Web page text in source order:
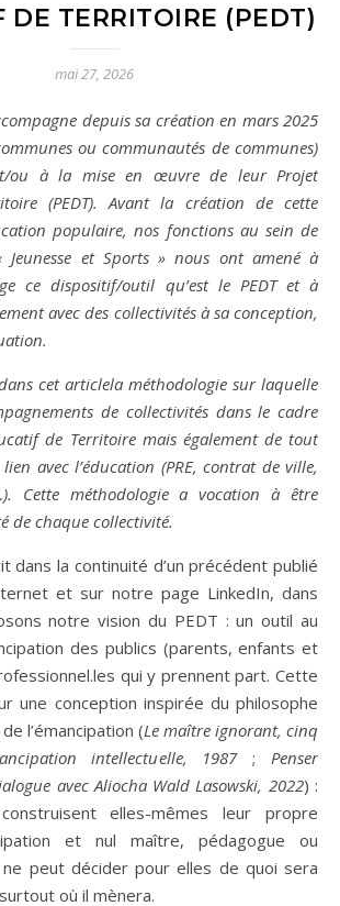
DE TERRITOIRE (PEDT)
mai 27, 2026
ou communautés de communes)
ou à la mise en œuvre de leur Projet
(PEDT). Avant la création de cette
populaire, nos fonctions au sein de
Jeunesse et Sports » nous ont amené à
ce dispositif/outil qu’est le PEDT et à
avec des collectivités à sa conception,
cet articlela méthodologie sur laquelle
s de collectivités dans le cadre
de Territoire mais également de tout
avec l’éducation (PRE, contrat de ville,
. Cette méthodologiea vocation à être
de chaque collectivité.
dans la continuité d’un précédent publié
et sur notre page LinkedIn, dans
notre vision du PEDT : un outil au
des publics (parents, enfants et
qui y prennent part. Cette
une conception inspirée du philosophe
l’émancipation (Le maître ignorant, cinq
intellectuelle, 1987;Penser
avec Aliocha Wald Lasowski, 2022) :
elles-mêmes leur propre
et nul maître, pédagogue ou
ne peut décider pour elles de quoi sera
où il mènera.